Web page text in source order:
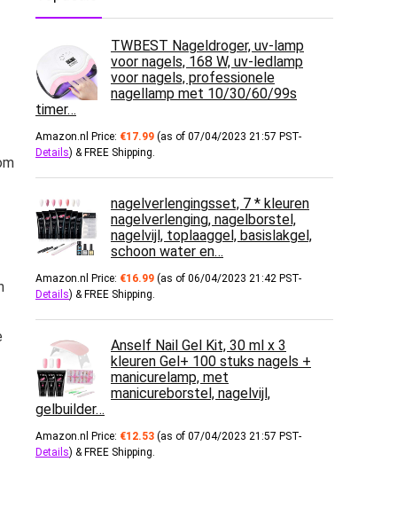
TWBEST Nageldroger, uv-lamp
voor nagels, 168 W, uv-ledlamp
voor nagels, professionele
nagellamp met 10/30/60/99s
timer…
Amazon.nl Price: €17.99 (as of 07/04/2023 21:57 PST-
Details) & FREE Shipping.
nagelverlengingsset, 7 * kleuren
nagelverlenging, nagelborstel,
nagelvijl, toplaaggel, basislakgel,
schoon water en…
Amazon.nl Price: €16.99 (as of 06/04/2023 21:42 PST-
Details) & FREE Shipping.
Anself Nail Gel Kit, 30 ml x 3
kleuren Gel+ 100 stuks nagels +
manicurelamp, met
manicureborstel, nagelvijl,
gelbuilder…
Amazon.nl Price: €12.53 (as of 07/04/2023 21:57 PST-
Details) & FREE Shipping.